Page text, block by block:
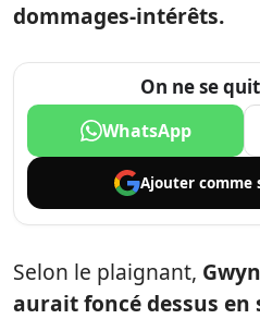
dommages-intérêts.
On ne se
WhatsApp
Ajouter comme
Selon le plaignant,
aurait foncé dessus en